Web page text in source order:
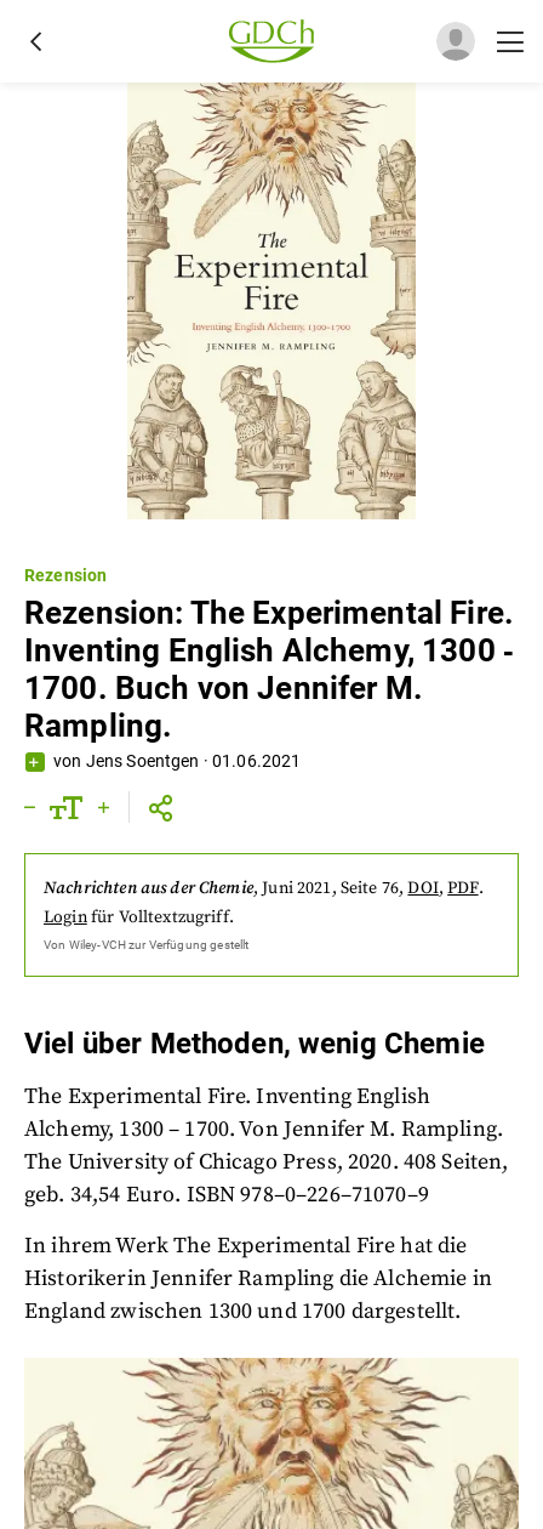
Rezension
Rezension: The Experimental Fire.
Inventing English Alchemy, 1300 ‐
1700. Buch von Jennifer M.
Rampling.
von Jens Soentgen ·01.06.2021
Nachrichten aus der Chemie,Juni 2021, Seite 76,DOI,PDF.
Loginfür Volltextzugriff.
Von Wiley-VCHzur Verfügung gestellt
Viel über Methoden, wenig Chemie
The Experimental Fire. Inventing English
Alchemy, 1300 – 1700. Von Jennifer M. Rampling.
The University of Chicago Press, 2020. 408 Seiten,
geb. 34,54 Euro. ISBN 978–0–226–71070–9
In ihrem Werk The Experimental Fire hat die
Historikerin Jennifer Rampling die Alchemie in
England zwischen 1300 und 1700 dargestellt.